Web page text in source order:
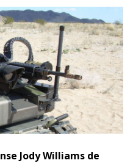
Jody Williams de